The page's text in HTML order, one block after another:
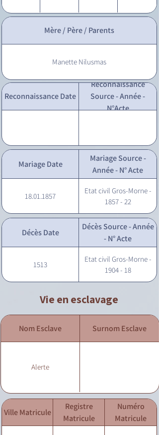
Mère / Père / Parents
Manette Nilusmas
Reconnaissance Date
Reconnaissance
Source - Année -
N°Acte
Mariage Date
Mariage Source -
Année - N° Acte
18.01.1857
Etat civil Gros-Morne -
1857 - 22
Décès Date
Décès Source - Année
- N° Acte
1513
Etat civil Gros-Morne -
1904 - 18
Vie en esclavage
Nom Esclave Surnom Esclave
Alerte
Ville Matricule
Registre
Matricule
Numéro
Matricule